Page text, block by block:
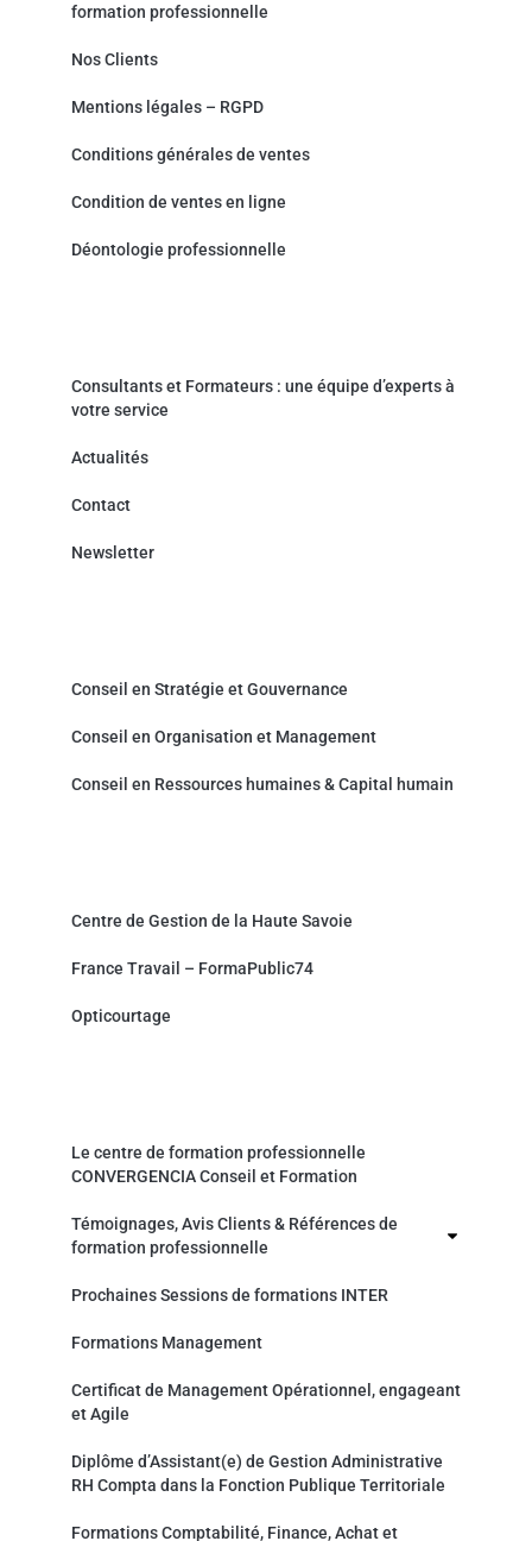
formation professionnelle
Nos Clients
Mentions légales – RGPD
Conditions générales de ventes
Condition de ventes en ligne
Déontologie professionnelle
Consultants et Formateurs : une équipe d’experts à
votre service
Actualités
Contact
Newsletter
Conseil en Stratégie et Gouvernance
Conseil en Organisation et Management
Conseil en Ressources humaines & Capital humain
Centre de Gestion de la Haute Savoie
France Travail – FormaPublic74
Opticourtage
Le centre de formation professionnelle
CONVERGENCIA Conseil et Formation
Témoignages, Avis Clients & Références de
formation professionnelle
Prochaines Sessions de formations INTER
Formations Management
Certificat de Management Opérationnel, engageant
et Agile
Diplôme d’Assistant(e) de Gestion Administrative
RH Compta dans la Fonction Publique Territoriale
Formations Comptabilité, Finance, Achat et